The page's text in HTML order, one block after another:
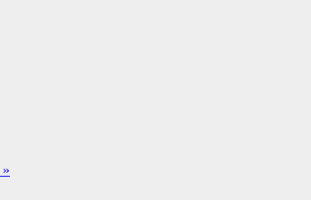
»